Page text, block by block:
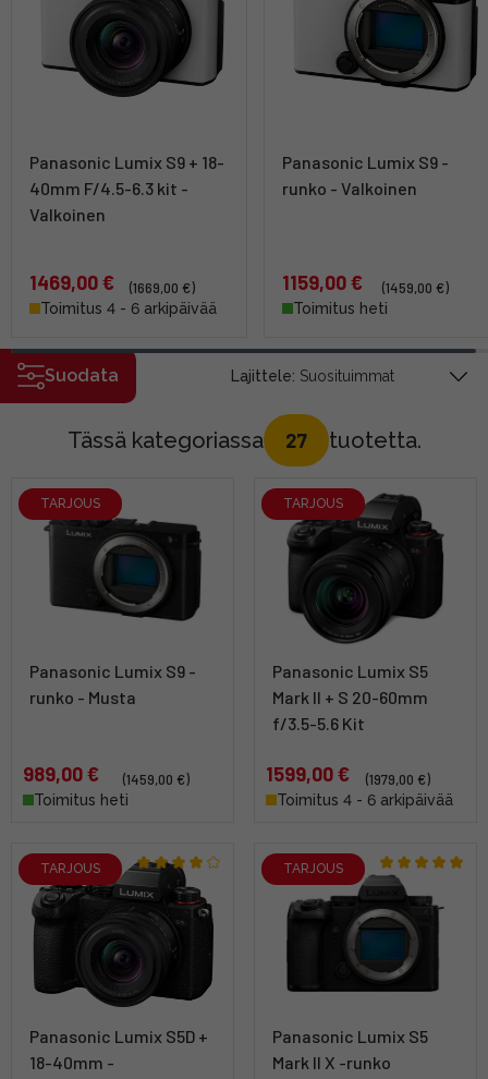
Panasonic Lumix S9 + 18-
40mm F/4.5-6.3 kit -
Valkoinen
1469,00 €
(1669,00 €)
Toimitus 4 - 6 arkipäivää
Panasonic Lumix S9 -
runko - Valkoinen
1159,00 €
(1459,00 €)
Toimitus heti
Suodata Lajittele:
Tässä kategoriassa 27 tuotetta.
TARJOUS
Panasonic Lumix S9 -
runko - Musta
989,00 €
(1459,00 €)
Toimitus heti
TARJOUS
Panasonic Lumix S5
Mark II + S 20-60mm
f/3.5-5.6 Kit
1599,00 €
(1979,00 €)
Toimitus 4 - 6 arkipäivää
TARJOUS
Panasonic Lumix S5D +
18-40mm -
TARJOUS
Panasonic Lumix S5
Mark II X -runko